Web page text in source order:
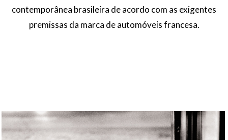
contemporânea brasileira de acordo com as exigentes
premissas da marca de automóveis francesa.